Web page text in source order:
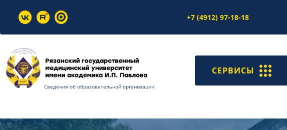
+7 (4912) 97-18-18
Сведения об образовательной организации
СЕРВИСЫ